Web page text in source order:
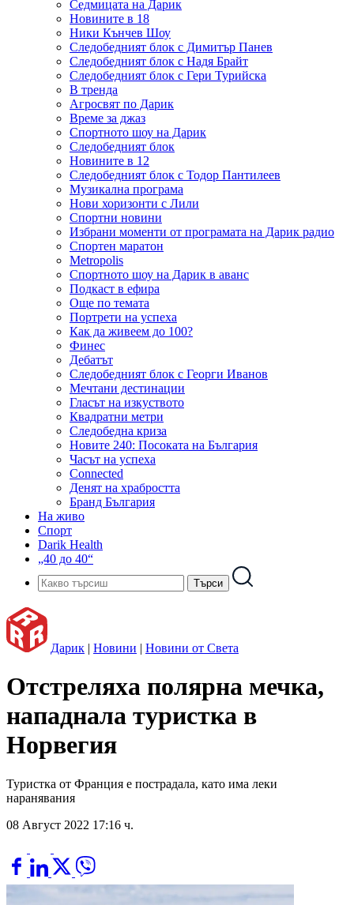
Седмицата на Дарик
Новините в 18
Ники Кънчев Шоу
Следобедният блок с Димитър Панев
Следобедният блок с Надя Брайт
Следобедният блок с Гери Турийска
В тренда
Агросвят по Дарик
Време за джаз
Спортното шоу на Дарик
Следобедният блок
Новините в 12
Следобедният блок с Тодор Пантилеев
Музикална програма
Нови хоризонти с Лили
Спортни новини
Избрани моменти от програмата на Дарик радио
Спортен маратон
Metropolis
Спортното шоу на Дарик в аванс
Подкаст в ефира
Още по темата
Портрети на успеха
Как да живеем до 100?
Финес
Дебатът
Следобедният блок с Георги Иванов
Мечтани дестинации
Гласът на изкуството
Квадратни метри
Следобедна криза
Новите 240: Посоката на България
Часът на успеха
Connected
Денят на храбростта
Бранд България
На живо
Спорт
Darik Health
„40 до 40“
Дарик | Новини | Новини от Света
Отстреляха полярна мечка,
нападнала туристка в
Норвегия
Туристка от Франция е пострадала, като има леки
наранявания
08 Август 2022 17:16 ч.